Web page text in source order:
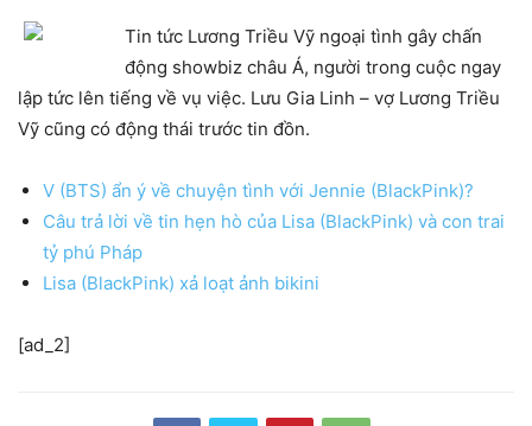
Tin tức Lương Triều Vỹ ngoại tình gây chấn
động showbiz châu Á, người trong cuộc ngay
lập tức lên tiếng về vụ việc. Lưu Gia Linh – vợ Lương Triều
Vỹ cũng có động thái trước tin đồn.
V (BTS) ẩn ý về chuyện tình với Jennie (BlackPink)?
Câu trả lời về tin hẹn hò của Lisa (BlackPink) và con trai
tỷ phú Pháp
Lisa (BlackPink) xả loạt ảnh bikini
[ad_2]